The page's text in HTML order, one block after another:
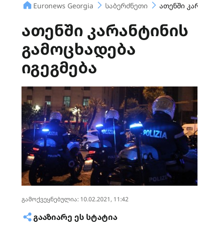
Euronews Georgia საბერძნეთი ათენში
ათენში კარანტინის
გამოცხადება
იგეგმება
გამოქვეყნებულია: 10.02.2021, 11:42
ᲒᲐᲐᲖᲘᲐᲠᲔ ᲔᲡ ᲡᲢᲐᲢᲘᲐ